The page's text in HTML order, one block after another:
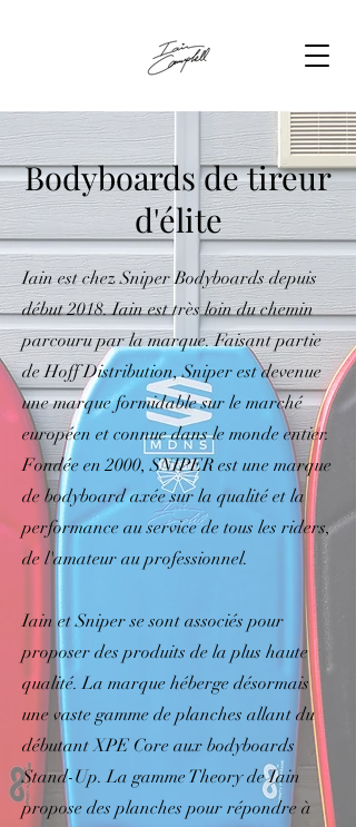
Bodyboards de tireur
d'élite
Iain est chez Sniper Bodyboards depuis
début 2018. Iain est très loin du chemin
parcouru par la marque. Faisant partie
de Hoff Distribution, Sniper est devenue
une marque formidable sur le marché
européen et connue dans le monde entier.
Fondée en 2000, SNIPER est une marque
de bodyboard axée sur la qualité et la
performance au service de tous les riders,
de l'amateur au professionnel.
Iain et Sniper se sont associés pour
proposer des produits de la plus haute
qualité. La marque héberge désormais
une vaste gamme de planches allant du
débutant XPE Core aux bodyboards
Stand-Up. La gamme Theory de Iain
propose des planches pour répondre à